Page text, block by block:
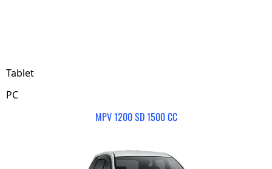
Tablet
PC
MPV 1200 SD 1500 CC